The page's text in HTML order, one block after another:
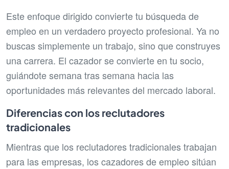
Este enfoque dirigido convierte tu búsqueda de
empleo en un verdadero proyecto profesional. Ya no
buscas simplemente un trabajo, sino que construyes
una carrera. El cazador se convierte en tu socio,
guiándote semana tras semana hacia las
oportunidades más relevantes del mercado laboral.
Diferencias con los reclutadores
tradicionales
Mientras que los reclutadores tradicionales trabajan
para las empresas, los cazadores de empleo sitúan